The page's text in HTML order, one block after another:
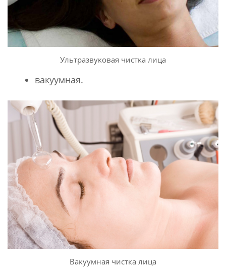
Ультразвуковая чистка лица
вакуумная.
Вакуумная чистка лица